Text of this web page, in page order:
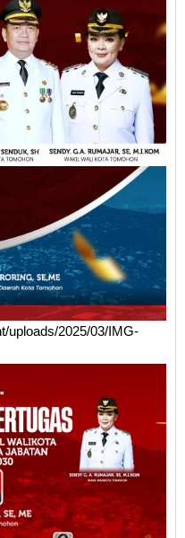
uploads/2025/03/IMG-